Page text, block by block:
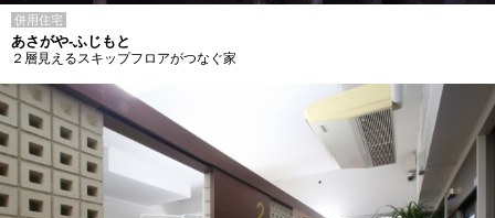
併用住宅
あさがや-ふじもと
２層見えるスキップフロアがつなぐ家